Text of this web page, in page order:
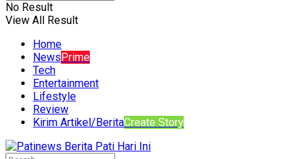
No Result
View All Result
Home
NewsPrime
Tech
Entertainment
Lifestyle
Review
Kirim Artikel/BeritaCreate Story